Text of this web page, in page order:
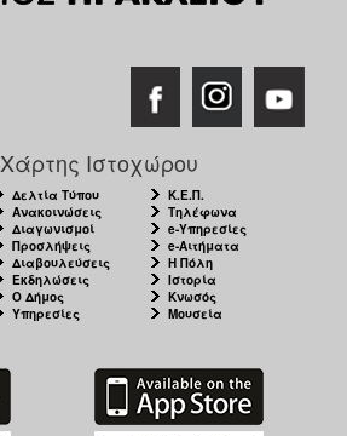
Χάρτης Ιστοχώρου
Δελτία Τύπου
Ανακοινώσεις
Διαγωνισμοί
Προσλήψεις
Διαβουλεύσεις
Εκδηλώσεις
Ο Δήμος
Υπηρεσίες
Κ.Ε.Π.
Τηλέφωνα
e-Υπηρεσίες
e-Αιτήματα
Η Πόλη
Ιστορία
Κνωσός
Μουσεία